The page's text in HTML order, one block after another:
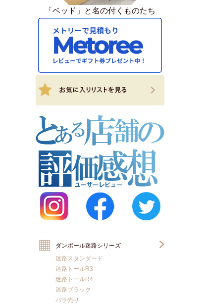
「ベッド」と名の付くものたち
ダンボール迷路シリーズ
迷路スタンダード
迷路トールR3
迷路トールR4
迷路ブラック
バラ売り